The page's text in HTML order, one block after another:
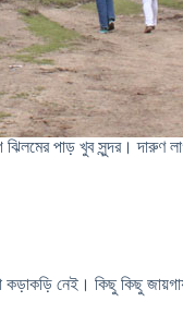
পাড় খুব সুন্দর। দারুণ
নেই। কিছু কিছু জায়গায়